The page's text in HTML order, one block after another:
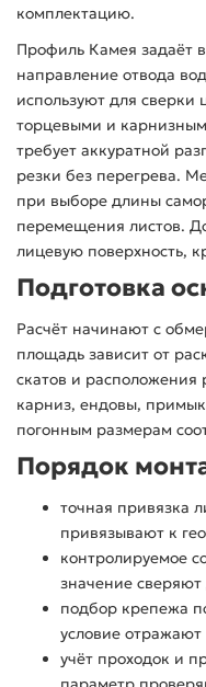
комплектацию.
Профиль Камея задаёт
направление отвода
используют для сверки
торцевыми и
требует аккуратной
резки без перегрева.
при выборе длины
перемещения листов.
лицевую поверхность,
Подготовка
Расчёт начинают с
площадь зависит от
скатов и расположения
карниз, ендовы,
погонным размерам
Порядок
точная привязка
привязывают к
контролируемое
значение
подбор крепежа
условие
учёт проходок и